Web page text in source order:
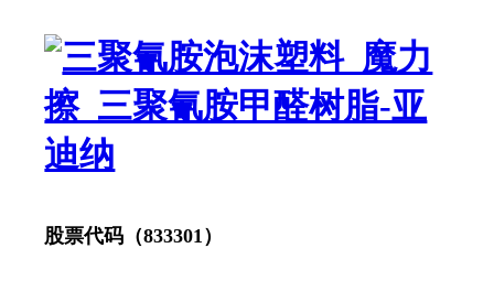
股票代码（833301）